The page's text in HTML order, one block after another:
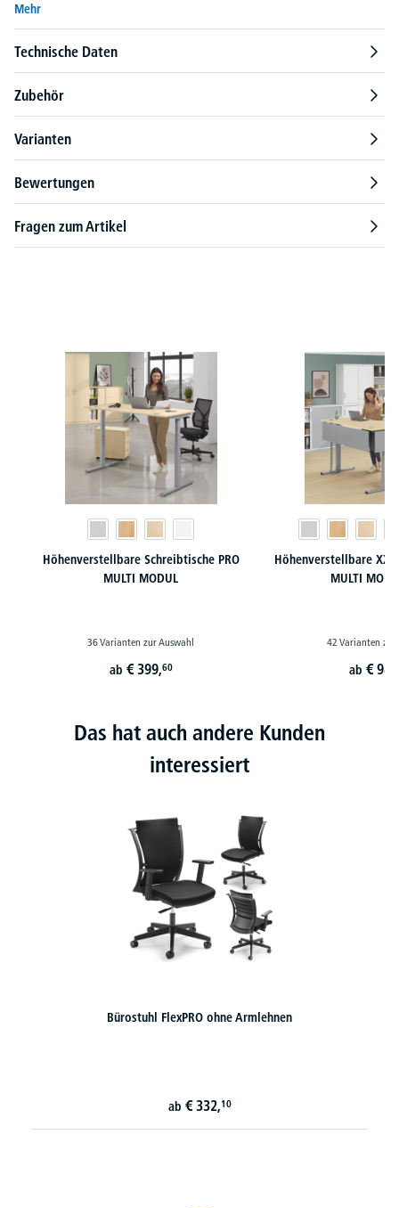
Mehr
Technische Daten
Zubehör
Varianten
Bewertungen
Fragen zum Artikel
Höhenverstellbare Schreibtische PRO
MULTI MODUL
36 Varianten zur Auswahl
ab € 399,60
Höhenverstellbare
MULTI
42 Varianten zur
ab €
Das hat auch andere Kunden
interessiert
Bürostuhl FlexPRO ohne Armlehnen
ab € 332,10